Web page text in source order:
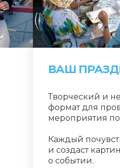
ВАШ
Творческий и
формат для
мероприятия
Каждый
и создаст
о событии.